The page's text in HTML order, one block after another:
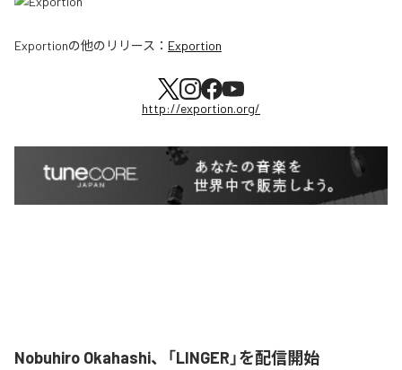
Exportionの他のリリース： Exportion
http://exportion.org/
Nobuhiro Okahashi、「LINGER」を配信開始